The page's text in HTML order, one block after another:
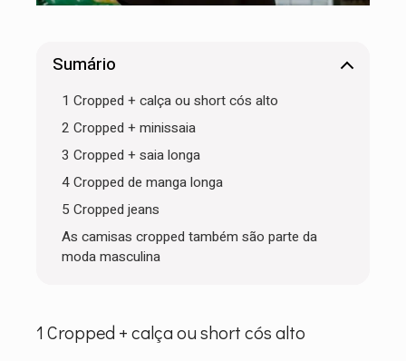
Sumário
1 Cropped + calça ou short cós alto
2 Cropped + minissaia
3 Cropped + saia longa
4 Cropped de manga longa
5 Cropped jeans
As camisas cropped também são parte da
moda masculina
1 Cropped + calça ou short cós alto